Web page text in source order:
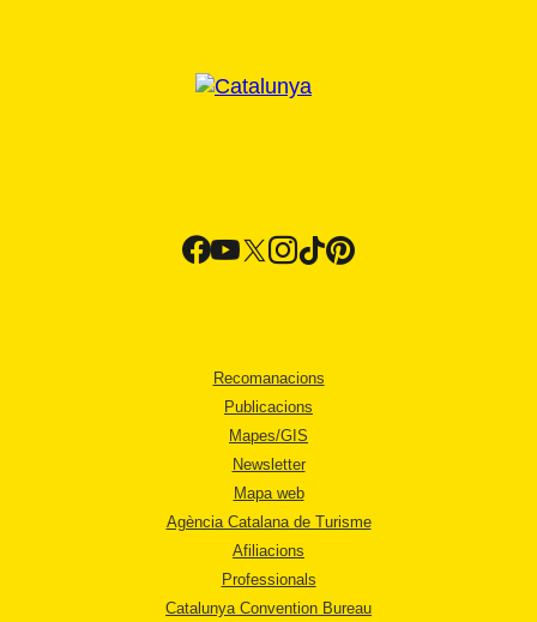
Recomanacions
Publicacions
Mapes/GIS
Newsletter
Mapa web
Agència Catalana de Turisme
Afiliacions
Professionals
Catalunya Convention Bureau